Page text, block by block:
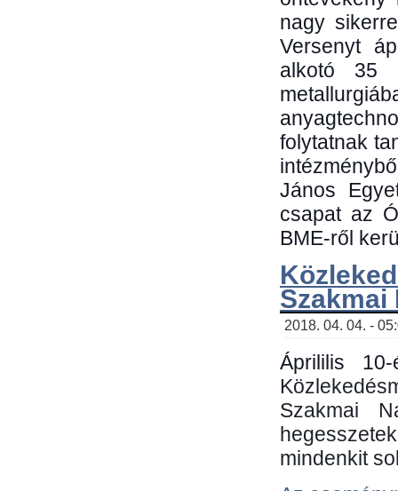
nagy
Versenyt
alkotó 35
folytatnak
János
csapat az
BME-ről
Szakmai
2018. 04. 04. -
Áprililis
Szakmai
mindenkit